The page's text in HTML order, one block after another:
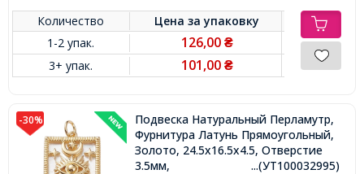
Количество Цена заупаковку
1-2 упак.
126,00 ₴
3+ упак. 101,00 ₴
-30%
Подвеска Натуральный Перламутр,
Фурнитура Латунь Прямоугольный,
Золото, 24.5х16.5х4.5, Отверстие
3.5мм,
...(УТ100032995)